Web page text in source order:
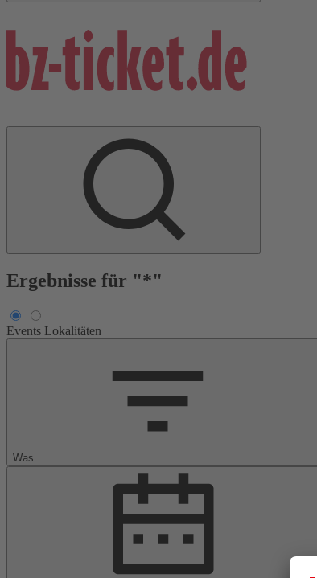
Ergebnisse für "*"
Events Lokalitäten
Was